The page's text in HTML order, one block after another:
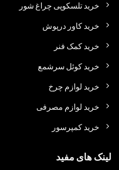
خرید تلسکوپی چراغ شور
خرید کاور درپوش
خرید کمک فنر
خرید کوئل سرشمع
خرید لوازم چرخ
خرید لوازم مصرفی
خرید کمپرسور
لینک های مفید